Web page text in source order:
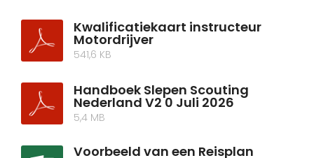
Kwalificatiekaart instructeur
Motordrijver
541,6 KB
Handboek Slepen Scouting
Nederland V2 0 Juli 2026
5,4 MB
Voorbeeld van een Reisplan